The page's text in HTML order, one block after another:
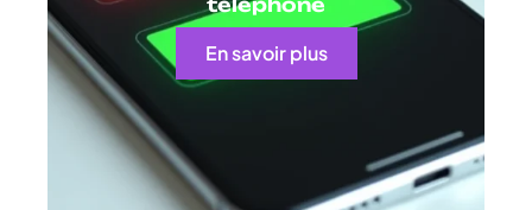
En savoir plus